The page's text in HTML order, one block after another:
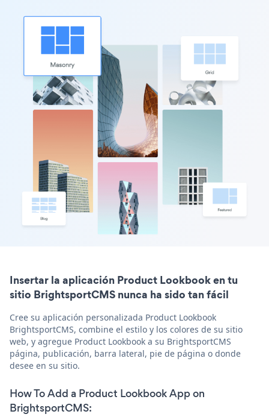
Insertar la aplicación Product Lookbook en tu
sitio BrightsportCMS nunca ha sido tan fácil
Cree su aplicación personalizada Product Lookbook
BrightsportCMS, combine el estilo y los colores de su sitio
web, y agregue Product Lookbook a su BrightsportCMS
página, publicación, barra lateral, pie de página o donde
desee en su sitio.
How To Add a Product Lookbook App on
BrightsportCMS: